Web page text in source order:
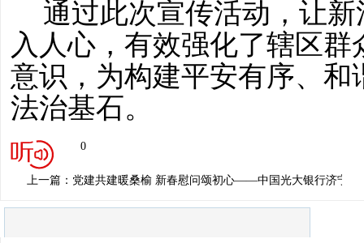
通过此次宣传活动，让
入人心，有效强化了辖区
意识，为构建平安有序、
法治基石。
0
上一篇：党建共建暖桑榆 新春慰问颂初心——中国光大银行济宁